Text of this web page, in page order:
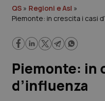
Cronache
Lavoro e Professioni
QS » Regioni e Asl »
Piemonte: in crescita i casi
Piemonte: in
d’influenza